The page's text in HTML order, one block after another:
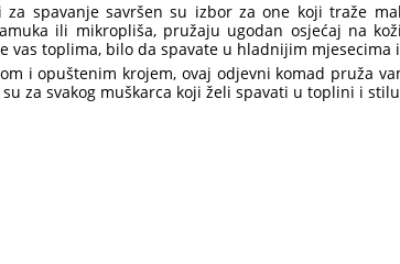
za spavanje savršen su izbor za one koji traže
ili mikropliša, pružaju ugodan osjećaj na
vas toplima, bilo da spavate u hladnijim
i opuštenim krojem, ovaj odjevni komad pruža
za svakog muškarca koji želi spavati u toplini i